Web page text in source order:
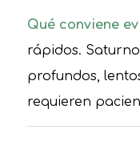
Qué conviene
rápidos.
profundos,
requieren